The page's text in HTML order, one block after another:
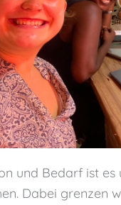
und Bedarf ist es
Dabei grenzen